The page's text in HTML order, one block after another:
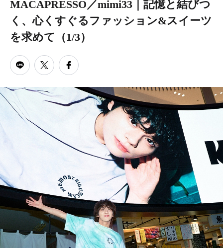
PARCOメンバーズ
MACAPRESSO／mimi33｜記憶と結びつ
く、心くすぐるファッション&スイーツ
を求めて （1/3）